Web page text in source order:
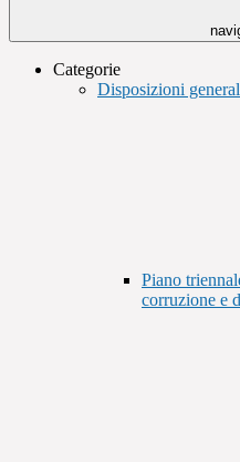
Categorie
Disposizioni
Piano
corruzione e